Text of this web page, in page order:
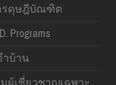
รดุษฎีบัณฑิต
Programs
บ้าน